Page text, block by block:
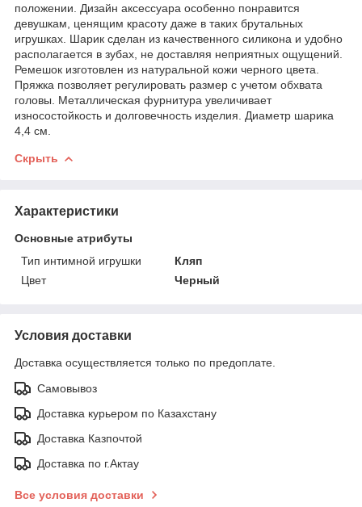
положении. Дизайн аксессуара особенно понравится
девушкам, ценящим красоту даже в таких брутальных
игрушках. Шарик сделан из качественного силикона и удобно
располагается в зубах, не доставляя неприятных ощущений.
Ремешок изготовлен из натуральной кожи черного цвета.
Пряжка позволяет регулировать размер с учетом обхвата
головы. Металлическая фурнитура увеличивает
износостойкость и долговечность изделия. Диаметр шарика
4,4 см.
Скрыть
Характеристики
Основные атрибуты
Тип интимной игрушки
Кляп
Цвет
Черный
Условия доставки
Доставка осуществляется только по предоплате.
Самовывоз
Доставка курьером по Казахстану
Доставка Казпочтой
Доставка по г.Актау
Все условия доставки